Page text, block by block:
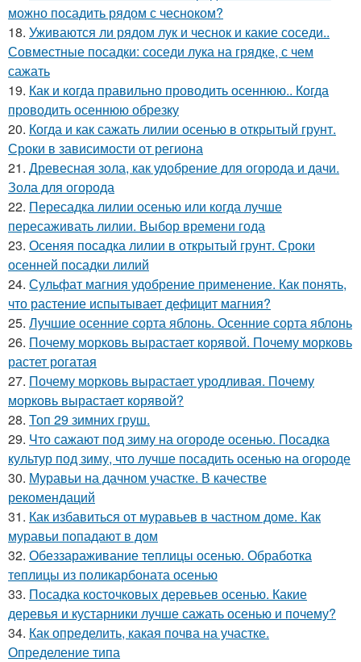
можно посадить рядом с чесноком?
18. Уживаются ли рядом лук и чеснок и какие соседи..
Совместные посадки: соседи лука на грядке, с чем
сажать
19. Как и когда правильно проводить осеннюю.. Когда
проводить осеннюю обрезку
20. Когда и как сажать лилии осенью в открытый грунт.
Сроки в зависимости от региона
21. Древесная зола, как удобрение для огорода и дачи.
Зола для огорода
22. Пересадка лилии осенью или когда лучше
пересаживать лилии. Выбор времени года
23. Осеняя посадка лилии в открытый грунт. Сроки
осенней посадки лилий
24. Сульфат магния удобрение применение. Как понять,
что растение испытывает дефицит магния?
25. Лучшие осенние сорта яблонь. Осенние сорта яблонь
26. Почему морковь вырастает корявой. Почему морковь
растет рогатая
27. Почему морковь вырастает уродливая. Почему
морковь вырастает корявой?
28. Топ 29 зимних груш.
29. Что сажают под зиму на огороде осенью. Посадка
культур под зиму, что лучше посадить осенью на огороде
30. Муравьи на дачном участке. В качестве
рекомендаций
31. Как избавиться от муравьев в частном доме. Как
муравьи попадают в дом
32. Обеззараживание теплицы осенью. Обработка
теплицы из поликарбоната осенью
33. Посадка косточковых деревьев осенью. Какие
деревья и кустарники лучше сажать осенью и почему?
34. Как определить, какая почва на участке.
Определение типа